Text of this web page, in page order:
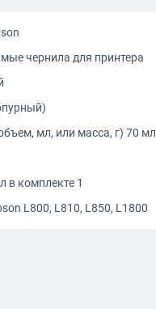
чернила для принтера
мл, или масса, г) 70 мл
в комплекте 1
L800, L810, L850, L1800